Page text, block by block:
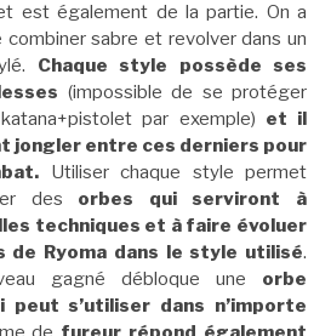
est également de la partie. On a
sabre et revolver dans un
Chaque style possède ses
(impossible de se protéger
par exemple) et il
jongler entre ces derniers pour
Utiliser chaque style permet
des orbes qui serviront à
techniques et à faire évoluer
de Ryoma dans le style utilisé.
gagné débloque une orbe
peut s’utiliser dans n’importe